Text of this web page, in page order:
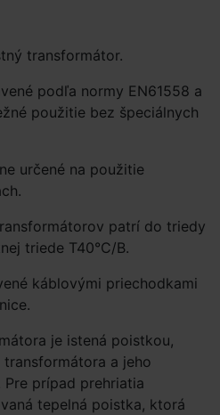
transformátor.
podľa normy EN61558 a
použitie bez špeciálnych
určené na použitie
patrí do triedy
triede T40°C/B.
káblovými priechodkami
je istená poistkou,
a jeho
prípad prehriatia
tepelná poistka, ktorá